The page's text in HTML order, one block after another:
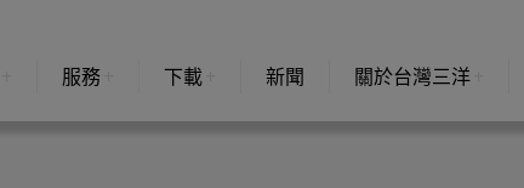
服務 下載 新聞 關於台灣三洋